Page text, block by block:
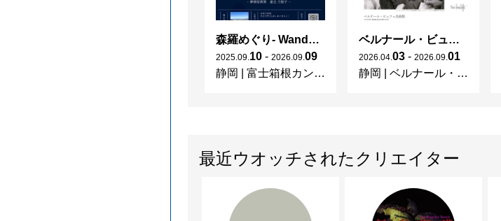
森羅めぐり- Wandering in Shinra -
2025 09 10 - 2026 09 09
静岡
富士箱根カントリークラブ
ベルナール・ビュフェと写真 ーカメラがとらえたビュフェとその時代、そして21 世紀へ
2026 04 03 - 2026 09 01
静岡
ベルナール・ビュフェ美術館
最近ウオッチされたクリエイター